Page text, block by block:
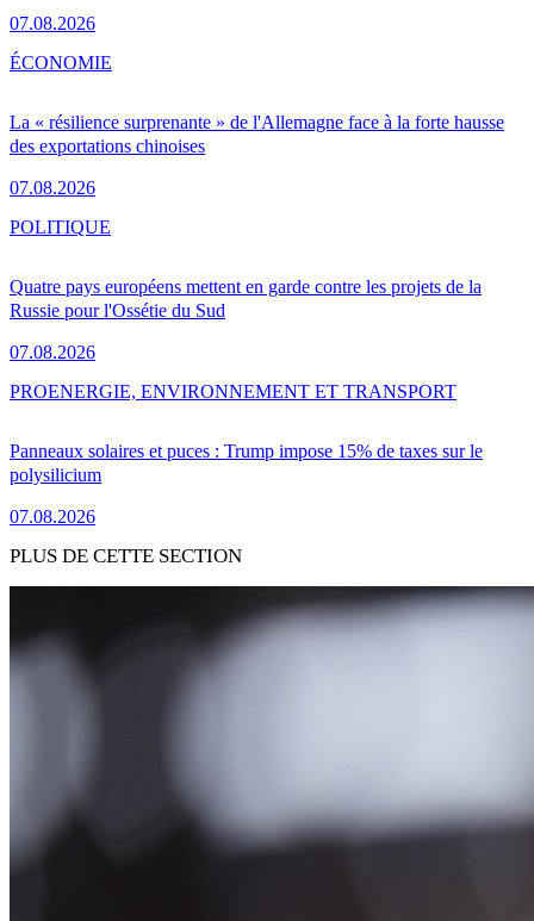
07.08.2026
La « résilience surprenante » de l'Allemagne face à la forte hausse
des exportations chinoises
07.08.2026
ÉCONOMIE
Quatre pays européens mettent en garde contre les projets de la
Russie pour l'Ossétie du Sud
07.08.2026
POLITIQUE
Panneaux solaires et puces : Trump impose 15% de taxes sur le
polysilicium
07.08.2026
PROENERGIE, ENVIRONNEMENT ET TRANSPORT
PLUS DE CETTE SECTION